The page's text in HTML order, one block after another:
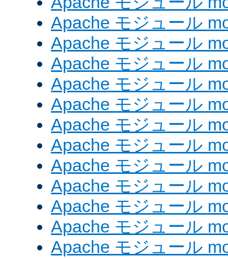
Apache モジュール
Apache モジュール
Apache モジュール
Apache モジュール
Apache モジュール
Apache モジュール
Apache モジュール
Apache モジュール
Apache モジュール
Apache モジュール
Apache モジュール
Apache モジュール